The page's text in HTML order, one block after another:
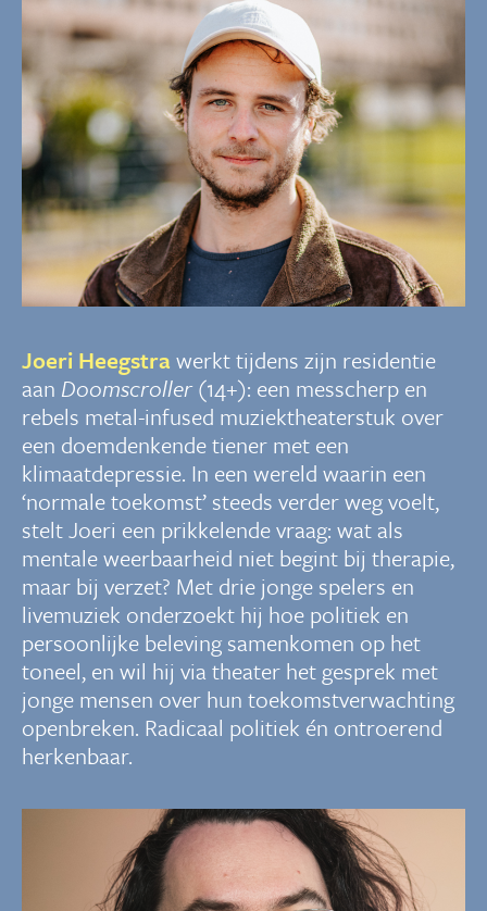
Joeri Heegstra werkt tijdens zijn residentie
aan Doomscroller(14+): een messcherp en
rebels metal-infused muziektheaterstuk over
een doemdenkende tiener met een
klimaatdepressie. In een wereld waarin een
‘normale toekomst’ steeds verder weg voelt,
stelt Joeri een prikkelende vraag: wat als
mentale weerbaarheid niet begint bij therapie,
maar bij verzet? Met drie jonge spelers en
livemuziek onderzoekt hij hoe politiek en
persoonlijke beleving samenkomen op het
toneel, en wil hij via theater het gesprek met
jonge mensen over hun toekomstverwachting
openbreken. Radicaal politiek én ontroerend
herkenbaar.